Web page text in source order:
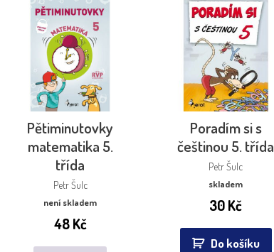
Pětiminutovky
matematika 5.
třída
Petr Šulc
není skladem
48Kč
Poradím si s
češtinou 5. třída
Petr Šulc
skladem
30Kč
Do košíku